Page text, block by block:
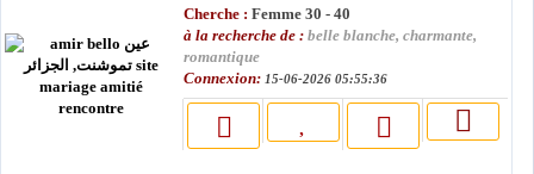
Cherche : Femme 30 - 40
à la recherche de : belle blanche, charmante,
romantique
Connexion: 15-06-2026 05:55:36